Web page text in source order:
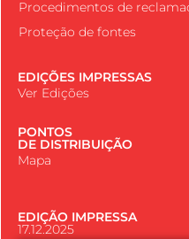
Procedimentos de
Proteção de fontes
EDIÇÕES IMPRESSAS
Ver Edições
PONTOS
DE DISTRIBUIÇÃO
Mapa
EDIÇÃO IMPRESSA
17.12.2025